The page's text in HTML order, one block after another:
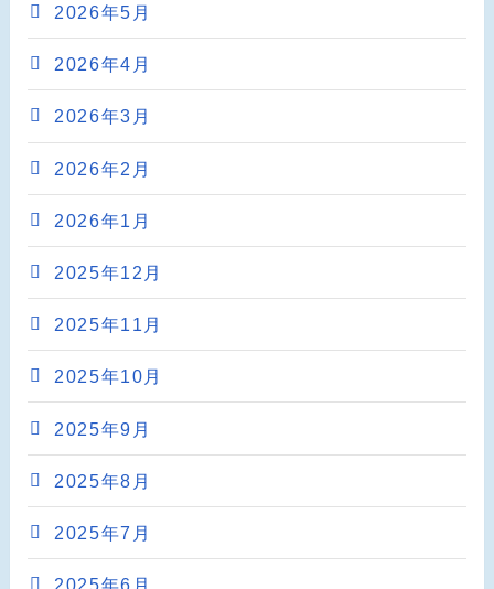
2026年5月
2026年4月
2026年3月
2026年2月
2026年1月
2025年12月
2025年11月
2025年10月
2025年9月
2025年8月
2025年7月
2025年6月